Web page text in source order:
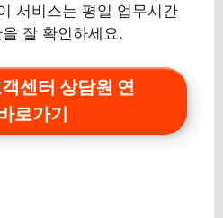
서비스는 평일 업무시간
잘 확인하세요.
센터 상담원 연
로가기